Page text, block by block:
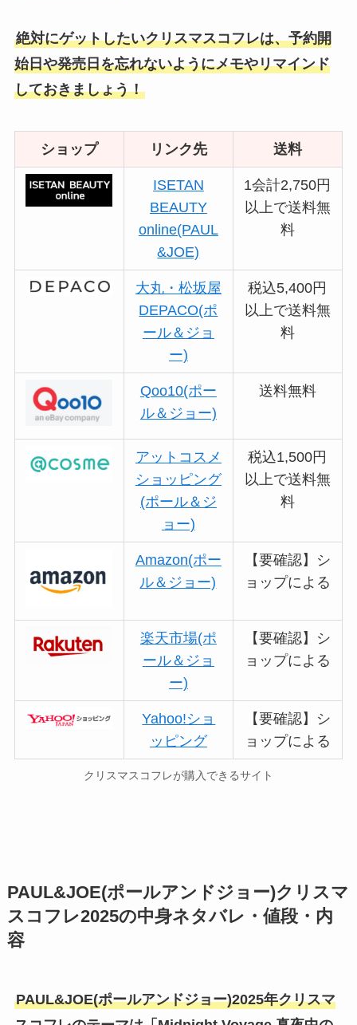
絶対にゲットしたいクリスマスコフレは、予約開
始日や発売日を忘れないようにメモやリマインド
しておきましょう！
ショップ リンク先 送料
ISETAN
BEAUTY
online(PAUL
&JOE)
1会計2,750円
以上で送料無
料
大丸・松坂屋
DEPACO(ポ
ール＆ジョ
ー)
税込5,400円
以上で送料無
料
Qoo10(ポー
ル＆ジョー)
送料無料
アットコスメ
ショッピング
(ポール＆ジ
ョー)
税込1,500円
以上で送料無
料
Amazon(ポー
ル＆ジョー)
【要確認】シ
ョップによる
楽天市場(ポ
ール＆ジョ
ー)
【要確認】シ
ョップによる
Yahoo!ショ
ッピング
【要確認】シ
ョップによる
クリスマスコフレが購入できるサイト
PAUL&JOE(ポールアンドジョー)クリスマ
スコフレ2025の中身ネタバレ・値段・内
容
PAUL&JOE(ポールアンドジョー)2025年クリスマ